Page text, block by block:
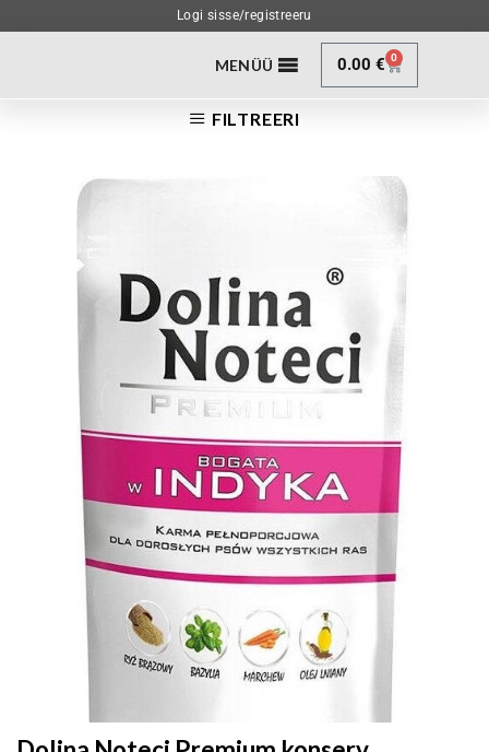
Logi sisse/registreeru
MENÜÜ 0.00€ 0
FILTREERI